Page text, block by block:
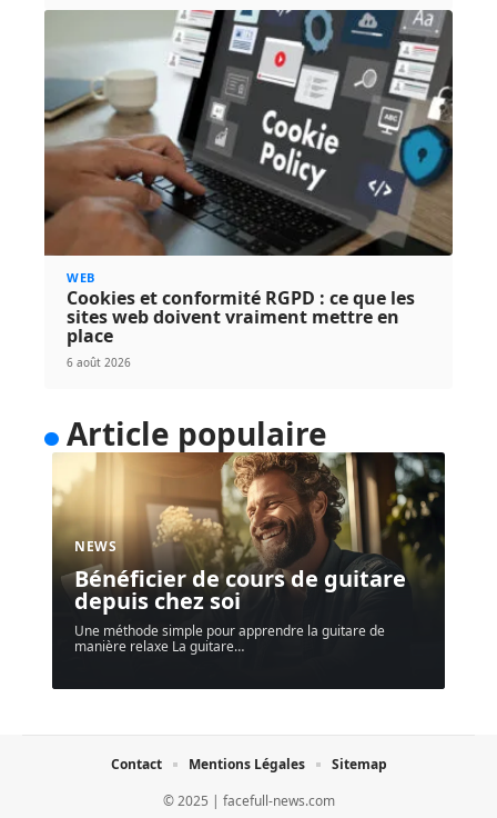
WEB
Cookies et conformité RGPD : ce que les
sites web doivent vraiment mettre en
place
6 août 2026
Article populaire
NEWS
Bénéficier de cours de guitare
depuis chez soi
Une méthode simple pour apprendre la guitare de
manière relaxe La guitare…
© 2025 | facefull-news.com
Contact Mentions Légales Sitemap